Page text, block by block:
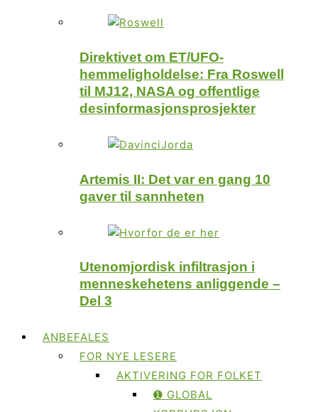
Direktivet om ET/UFO-
hemmeligholdelse: Fra Roswell
til MJ12, NASA og offentlige
desinformasjonsprosjekter
Artemis II: Det var en gang 10
gaver til sannheten
Utenomjordisk infiltrasjon i
menneskehetens anliggende –
Del 3
ANBEFALES
FOR NYE LESERE
AKTIVERING FOR FOLKET
➊ GLOBAL